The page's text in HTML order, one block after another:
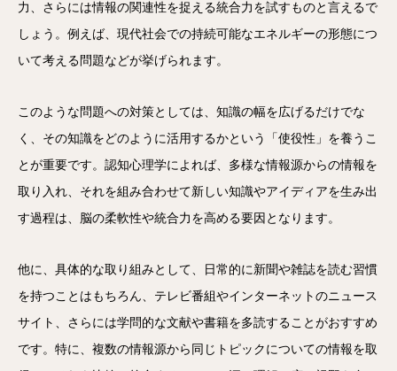
力、さらには情報の関連性を捉える統合力を試すものと言えるで
しょう。例えば、現代社会での持続可能なエネルギーの形態につ
いて考える問題などが挙げられます。
このような問題への対策としては、知識の幅を広げるだけでな
く、その知識をどのように活用するかという「使役性」を養うこ
とが重要です。認知心理学によれば、多様な情報源からの情報を
取り入れ、それを組み合わせて新しい知識やアイディアを生み出
す過程は、脳の柔軟性や統合力を高める要因となります。
他に、具体的な取り組みとして、日常的に新聞や雑誌を読む習慣
を持つことはもちろん、テレビ番組やインターネットのニュース
サイト、さらには学問的な文献や書籍を多読することがおすすめ
です。特に、複数の情報源から同じトピックについての情報を取